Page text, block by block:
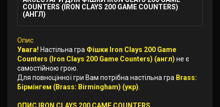
COUNTERS (IRON CLAYS 200 GAME COUNTERS)
(АНГЛ)
Опис
Увага! Настільна гра Фішки Iron Clays 200 Game
Counters (Iron Clays 200 Game Counters) (англ) не є
самостійною грою.
Для повноцінної гри Вам потрібна настільна гра Brass:
Бірмінгем (Brass: Birmingham) (укр)